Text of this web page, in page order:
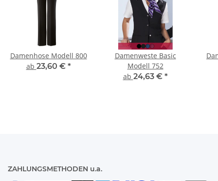
Damenhose Modell 800
ab 23,60 € *
Damenweste Basic
Modell 752
ab 24,63 € *
ZAHLUNGSMETHODEN u.a.